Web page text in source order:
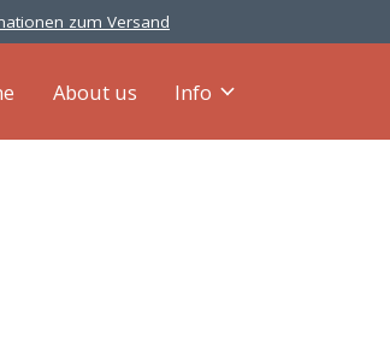
zum Versand
About us Info